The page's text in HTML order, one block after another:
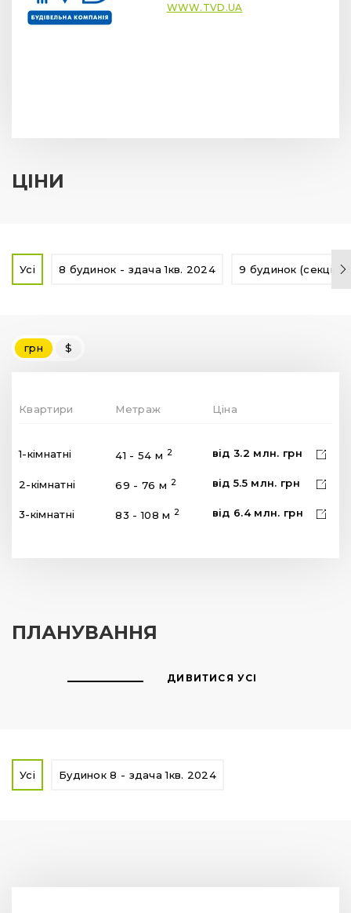
WWW.TVD.UA
ЦІНИ
Усі 8 будинок - здача 1кв. 2024 9 будинок (секції
грн $
Квартири Метраж Ціна
1-кімнатні 41 - 54 м 2 від 3.2 млн. грн
2-кімнатні 69 - 76 м 2 від5.5 млн. грн
3-кімнатні 83 - 108 м 2 від 6.4 млн. грн
ПЛАНУВАННЯ
ДИВИТИСЯ УСІ
Усі Будинок 8 - здача 1кв. 2024